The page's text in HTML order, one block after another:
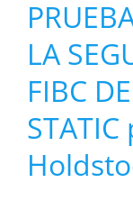
LA
FIBC